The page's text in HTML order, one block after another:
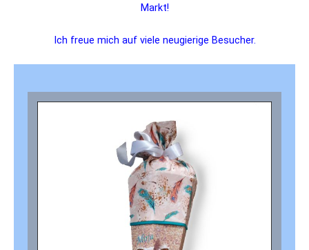
Markt!
Ich freue mich auf viele neugierige Besucher.